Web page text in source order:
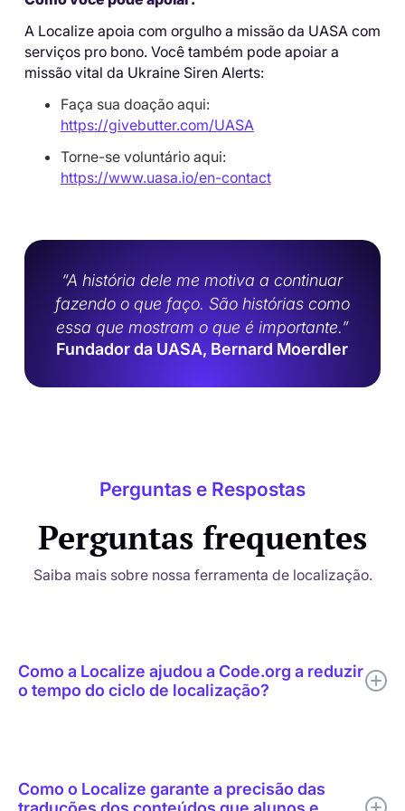
A Localize apoia com orgulho a missão da UASA com
serviços pro bono. Você também pode apoiar a
missão vital da Ukraine Siren Alerts:
Faça sua doação aqui:
https://givebutter.com/UASA
Torne-se voluntário aqui:
https://www.uasa.io/en-contact
“A história dele me motiva a continuar
fazendo o que faço. São histórias como
essa que mostram o que é importante.”
Fundador da UASA, Bernard Moerdler
Perguntas e Respostas
Perguntas frequentes
Saiba mais sobre nossa ferramenta de localização.
Como a Localize ajudou a Code.org a reduzir
o tempo do ciclo de localização?
trabalho de localização.
Como o Localize garante a precisão das